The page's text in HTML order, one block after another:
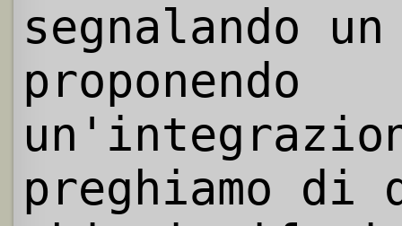
segnalando
proponendo
preghiamo